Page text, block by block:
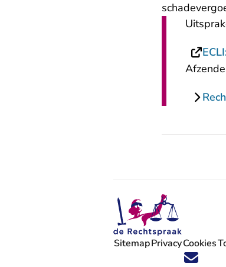
Volg ons op X (Twitter) -
Volg ons op Facebook
Volg ons op
Volg ons op
Volg ons
'Blijf op
SitemapPrivacyCookies